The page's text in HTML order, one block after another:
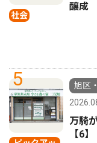
社会
醸成
5
旭区
万騎
【6